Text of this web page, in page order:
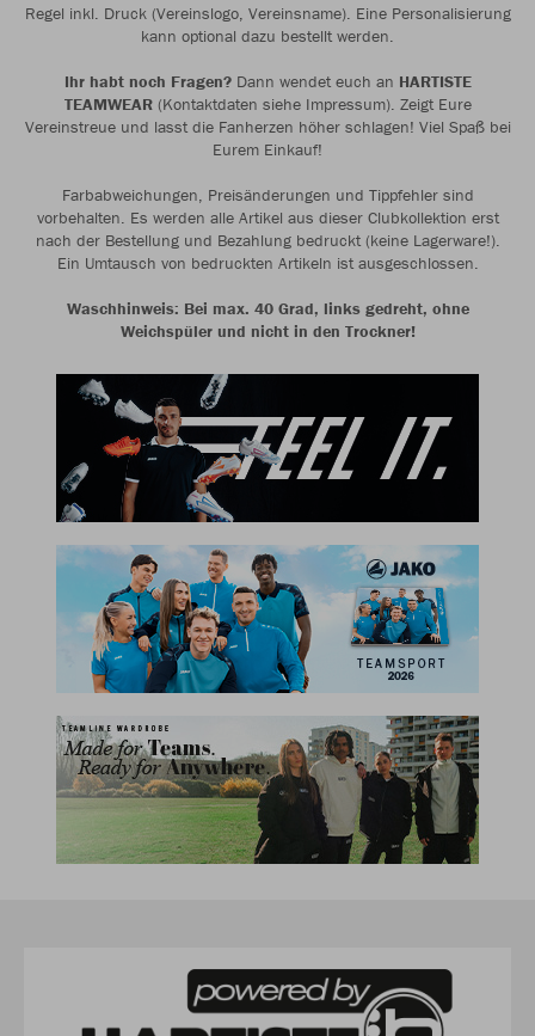
Regel inkl. Druck (Vereinslogo, Vereinsname). Eine Personalisierung
kann optional dazu bestellt werden.
Ihr habt noch Fragen? Dann wendet euch an HARTISTE
TEAMWEAR (Kontaktdaten siehe Impressum). Zeigt Eure
Vereinstreue und lasst die Fanherzen höher schlagen! Viel Spaß bei
Eurem Einkauf!
Farbabweichungen, Preisänderungen und Tippfehler sind
vorbehalten. Es werden alle Artikel aus dieser Clubkollektion erst
nach der Bestellung und Bezahlung bedruckt (keine Lagerware!).
Ein Umtausch von bedruckten Artikeln ist ausgeschlossen.
Waschhinweis: Bei max. 40 Grad, links gedreht, ohne
Weichspüler und nicht in den Trockner!